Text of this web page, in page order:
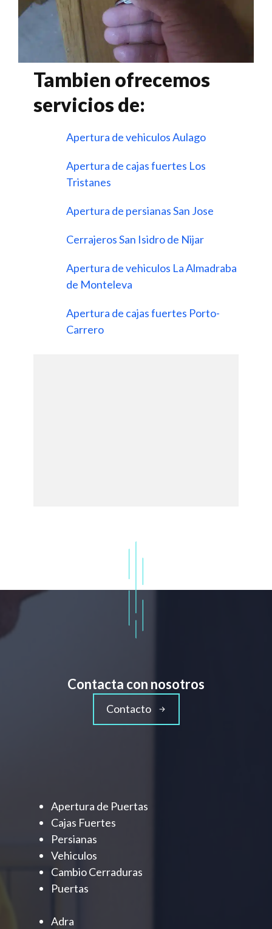
Tambien ofrecemos
servicios de:
Apertura de vehiculos Aulago
Apertura de cajas fuertes Los
Tristanes
Apertura de persianas San Jose
Cerrajeros San Isidro de Nijar
Apertura de vehiculos La Almadraba
de Monteleva
Apertura de cajas fuertes Porto-
Carrero
Contacta con nosotros
Contacto
Apertura de Puertas
Cajas Fuertes
Persianas
Vehiculos
Cambio Cerraduras
Puertas
Adra